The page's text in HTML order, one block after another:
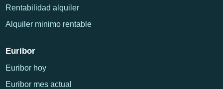
Rentabilidad alquiler
Alquiler minimo rentable
Euribor
Euribor hoy
Euribor mes actual